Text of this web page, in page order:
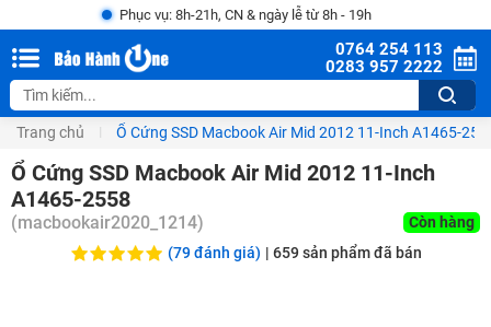
Phục vụ: 8h-21h, CN & ngày lễ từ 8h - 19h
0764 254 113
0283 957 2222
Trang chủ Ổ Cứng SSD Macbook Air Mid 2012 11-Inch A1465-
Ổ Cứng SSD Macbook Air Mid 2012 11-Inch
A1465-2558
(macbookair2020_1214)
Còn hàng
(79 đánh giá) | 659sản phẩm đã bán